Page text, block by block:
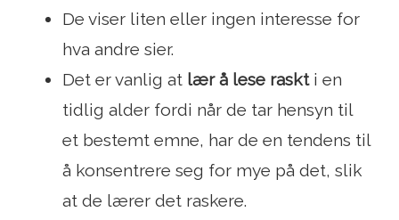
De viser liten eller ingen interesse for
hva andre sier.
Det er vanlig at lær å lese raskti en
tidlig alder fordi når de tar hensyn til
et bestemt emne, har de en tendens til
å konsentrere seg for mye på det, slik
at de lærer det raskere.